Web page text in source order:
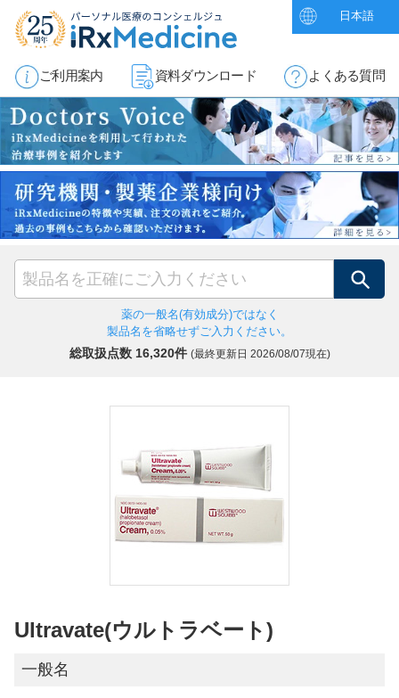
日本語
ご利用案内 資料ダウンロード よくある質問
検索
薬の一般名(有効成分)ではなく
製品名を省略せずご入力ください。
総取扱点数 16,320件 (最終更新日 2026/08/07現在)
Ultravate(ウルトラベート)
一般名